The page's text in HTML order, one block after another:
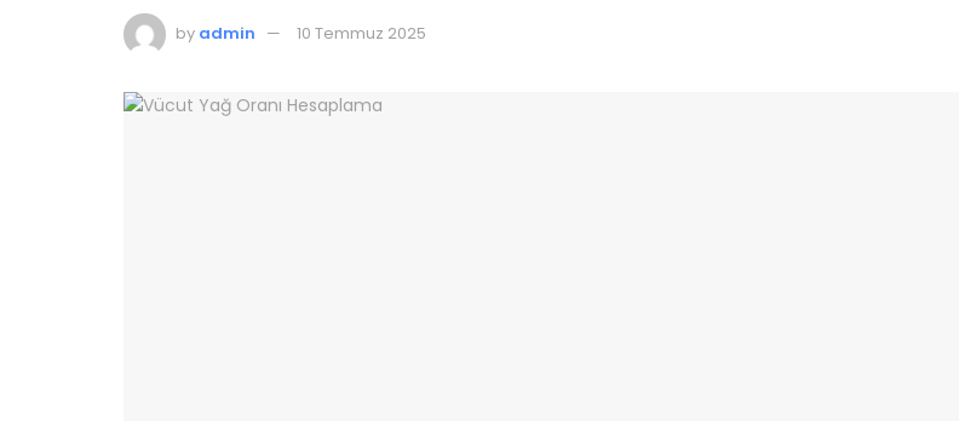
by admin 10 Temmuz 2025